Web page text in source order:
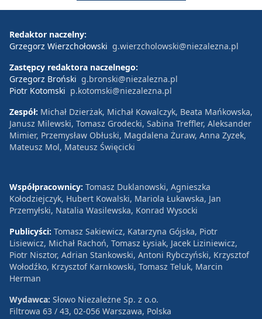
Redaktor naczelny:
Grzegorz Wierzchołowski g.wierzcholowski@niezalezna.pl
Zastępcy redaktora naczelnego:
Grzegorz Broński g.bronski@niezalezna.pl
Piotr Kotomski p.kotomski@niezalezna.pl
Zespół: Michał Dzierżak, Michał Kowalczyk, Beata Mańkowska,
Janusz Milewski, Tomasz Grodecki, Sabina Treffler, Aleksander
Mimier, Przemysław Obłuski, Magdalena Żuraw, Anna Zyzek,
Mateusz Mol, Mateusz Święcicki
Współpracownicy: Tomasz Duklanowski, Agnieszka
Kołodziejczyk, Hubert Kowalski, Mariola Łukawska, Jan
Przemyłski, Natalia Wasilewska, Konrad Wysocki
Publicyści: Tomasz Sakiewicz, Katarzyna Gójska, Piotr
Lisiewicz, Michał Rachoń, Tomasz Łysiak, Jacek Liziniewicz,
Piotr Nisztor, Adrian Stankowski, Antoni Rybczyński, Krzysztof
Wołodźko, Krzysztof Karnkowski, Tomasz Teluk, Marcin
Herman
Wydawca: Słowo Niezależne Sp. z o.o.
Filtrowa 63 / 43, 02-056 Warszawa, Polska